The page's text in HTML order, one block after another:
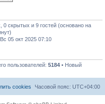
0 скрытых и 9 гостей (основано на
05 окт 2025 07:10
пользователей: 5184 • Новый
Часовой пояс: UTC+04:00
cookies